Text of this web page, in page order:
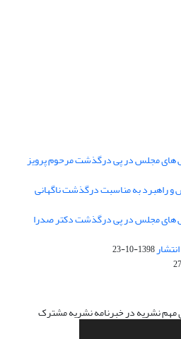
های مجلس در پی درگذشت مرحوم پرویز
راهبرد به مناسبت درگذشت ناگهانی
های مجلس در پی درگذشت دکتر صدرا
1398-10-23
مهم نشریه در خبرنامه نشریه مشترک